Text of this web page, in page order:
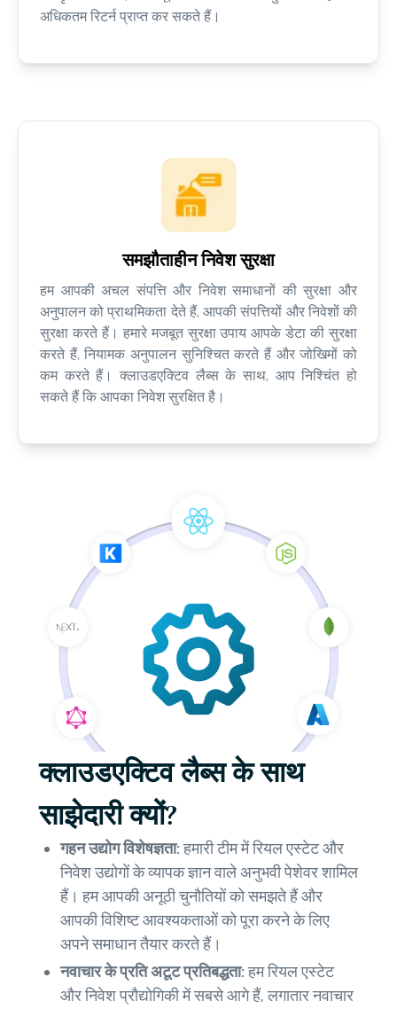
अधिकतम रिटर्न प्राप्त कर सकते हैं।
समझौताहीन निवेश सुरक्षा
हम आपकी अचल संपत्ति और निवेश समाधानों की सुरक्षा और
अनुपालन को प्राथमिकता देते हैं, आपकी संपत्तियों और निवेशों की
सुरक्षा करते हैं। हमारे मजबूत सुरक्षा उपाय आपके डेटा की सुरक्षा
करते हैं, नियामक अनुपालन सुनिश्चित करते हैं और जोखिमों को
कम करते हैं। क्लाउडएक्टिव लैब्स के साथ, आप निश्चिंत हो
सकते हैं कि आपका निवेश सुरक्षित है।
क्लाउडएक्टिव लैब्स के साथ
साझेदारी क्यों?
गहन उद्योग विशेषज्ञता:हमारी टीम में रियल एस्टेट और
निवेश उद्योगों के व्यापक ज्ञान वाले अनुभवी पेशेवर शामिल
हैं। हम आपकी अनूठी चुनौतियों को समझते हैं और
आपकी विशिष्ट आवश्यकताओं को पूरा करने के लिए
अपने समाधान तैयार करते हैं।
नवाचार के प्रति अटूट प्रतिबद्धता:हम रियल एस्टेट
और निवेश प्रौद्योगिकी में सबसे आगे हैं, लगातार नवाचार